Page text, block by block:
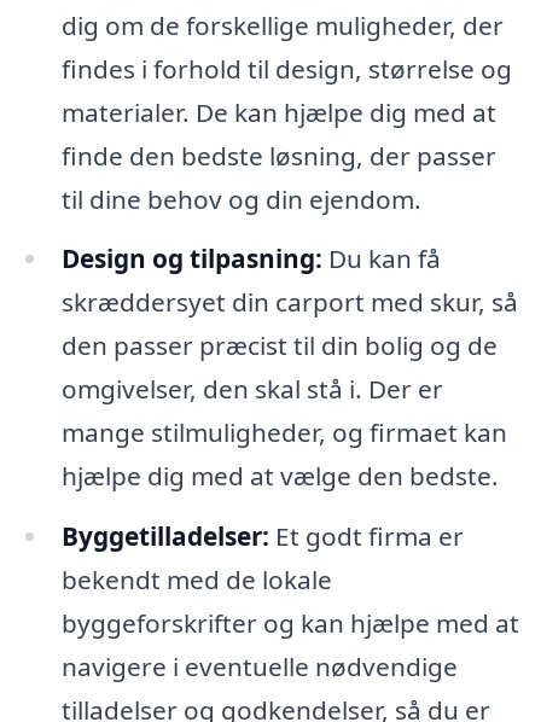
dig om de forskellige muligheder, der
findes i forhold til design, størrelse og
materialer. De kan hjælpe dig med at
finde den bedste løsning, der passer
til dine behov og din ejendom.
Design og tilpasning: Du kan få
skræddersyet din carport med skur, så
den passer præcist til din bolig og de
omgivelser, den skal stå i. Der er
mange stilmuligheder, og firmaet kan
hjælpe dig med at vælge den bedste.
Byggetilladelser: Et godt firma er
bekendt med de lokale
byggeforskrifter og kan hjælpe med at
navigere i eventuelle nødvendige
tilladelser og godkendelser, så du er